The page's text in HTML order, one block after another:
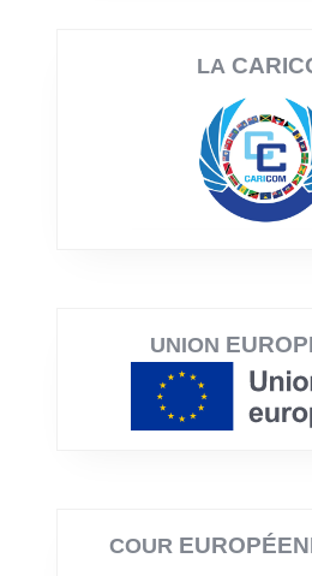
LA
UNION
COUR